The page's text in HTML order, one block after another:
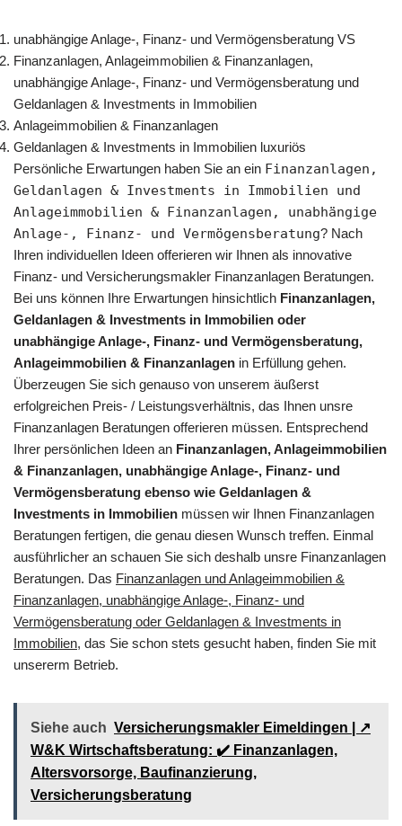
unabhängige Anlage-, Finanz- und Vermögensberatung VS
Finanzanlagen, Anlageimmobilien & Finanzanlagen,
unabhängige Anlage-, Finanz- und Vermögensberatung und
Geldanlagen & Investments in Immobilien
Anlageimmobilien & Finanzanlagen
Geldanlagen & Investments in Immobilien luxuriös
Persönliche Erwartungen haben Sie an ein Finanzanlagen,
Geldanlagen & Investments in Immobilien und
Anlageimmobilien & Finanzanlagen, unabhängige
Anlage-, Finanz- und Vermögensberatung? Nach
Ihren individuellen Ideen offerieren wir Ihnen als innovative
Finanz- und Versicherungsmakler Finanzanlagen Beratungen.
Bei uns können Ihre Erwartungen hinsichtlich Finanzanlagen,
Geldanlagen & Investments in Immobilien oder
unabhängige Anlage-, Finanz- und Vermögensberatung,
Anlageimmobilien & Finanzanlagen in Erfüllung gehen.
Überzeugen Sie sich genauso von unserem äußerst
erfolgreichen Preis- / Leistungsverhältnis, das Ihnen unsre
Finanzanlagen Beratungen offerieren müssen. Entsprechend
Ihrer persönlichen Ideen an Finanzanlagen, Anlageimmobilien
& Finanzanlagen, unabhängige Anlage-, Finanz- und
Vermögensberatung ebenso wie Geldanlagen &
Investments in Immobilien müssen wir Ihnen Finanzanlagen
Beratungen fertigen, die genau diesen Wunsch treffen. Einmal
ausführlicher an schauen Sie sich deshalb unsre Finanzanlagen
Beratungen. Das Finanzanlagen und Anlageimmobilien &
Finanzanlagen, unabhängige Anlage-, Finanz- und
Vermögensberatung oder Geldanlagen & Investments in
Immobilien, das Sie schon stets gesucht haben, finden Sie mit
unsererm Betrieb.
Siehe auch Versicherungsmakler Eimeldingen | ↗️
W&K Wirtschaftsberatung: ✔️ Finanzanlagen,
Altersvorsorge, Baufinanzierung,
Versicherungsberatung